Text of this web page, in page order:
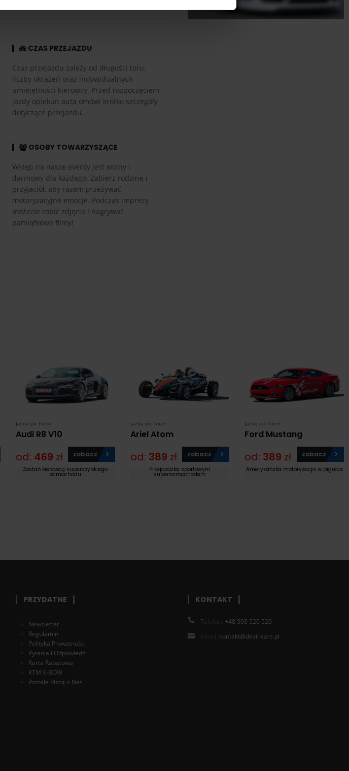
CZAS PRZEJAZDU
Czas przejazdu zależy od długości toru,
liczby okrążeń oraz indywidualnych
umiejętności kierowcy. Przed rozpoczęciem
jazdy opiekun auta omówi krótko szczegóły
dotyczące przejazdu.
OSOBY TOWARZYSZĄCE
Wstęp na nasze eventy jest wolny i
darmowy dla każdego. Zabierz rodzinę i
przyjaciół, aby razem przeżywać
motoryzacyjne emocje. Podczas imprezy
możecie robić zdjęcia i nagrywać
pamiątkowe filmy!
Jazda po Torze
Audi R8 V10
od: 469 zł zobacz
Zostań kierowcą superszybkiego
samochodu
Jazda po Torze
Ariel Atom
od: 389 zł zobacz
Przejażdżka sportowym
supersamochodem
Jazda po Torze
Ford Mustang
od: 389 zł zobacz
Amerykańska motoryzacja w pigułce
PRZYDATNE
Newsletter
Regulamin
Polityka Prywatności
Pytania i Odpowiedzi
Karta Rabatowa
KTM X-BOW
Portale Piszą o Nas
KONTAKT
Telefon: +48 503 520 520
Email: kontakt@devil-cars.pl